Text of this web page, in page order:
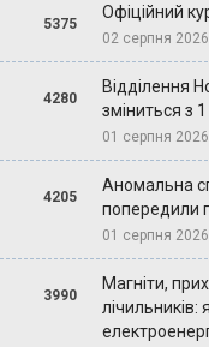
5375
Офіційний
02 серпня 2026
4280
Відділення
зміниться з
01 серпня 2026
4205
Аномальна
попередили
01 серпня 2026
3990
Магніти,
лічильників: